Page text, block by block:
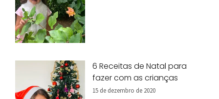
6 Receitas de Natal para
fazer com as crianças
15 de dezembro de 2020